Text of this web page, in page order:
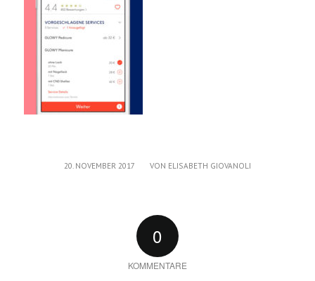
20. NOVEMBER 2017
/ VON ELISABETH GIOVANOLI
0
KOMMENTARE